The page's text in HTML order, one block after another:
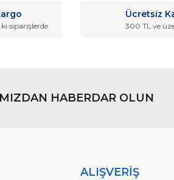
eksik bilgiler bulunuyor.
siparişlerde
Ücretsiz
300 TL ve
HABERDAR OLUN
ALIŞVERİŞ